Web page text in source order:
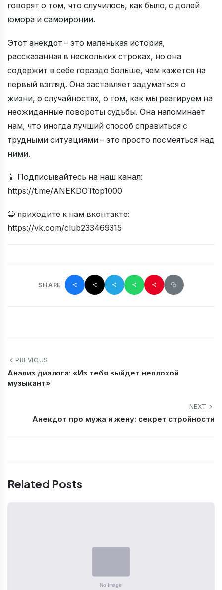
говорят о том, что случилось, как было, с долей
юмора и самоиронии.
Этот анекдот – это маленькая история,
рассказанная в нескольких строках, но она
содержит в себе гораздо больше, чем кажется на
первый взгляд. Она заставляет задуматься о
жизни, о случайностях, о том, как мы реагируем на
неожиданные повороты судьбы. Она напоминает
нам, что иногда лучший способ справиться с
трудными ситуациями – это просто посмеяться над
ними.
📱 Подписывайтесь на наш канал:
https://t.me/ANEKDOTtop1000
🔵 приходите к нам вконтакте:
https://vk.com/club233469315
SHARE
PREVIOUS
Анализ диалога: «Из тебя выйдет неплохой
музыкант»
NEXT
Анекдот про мужа и жену: секрет стройности
Related Posts